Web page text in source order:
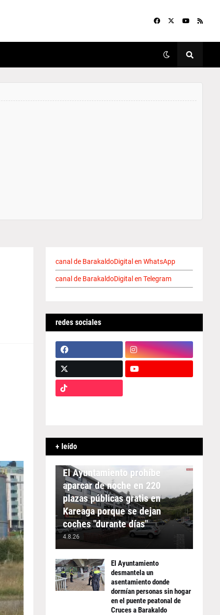
canal de BarakaldoDigital en WhatsApp
canal de BarakaldoDigital en Telegram
redes sociales
+ leído
APARCAMIENTO
El Ayuntamiento prohíbe
aparcar de noche en 220
plazas públicas gratis en
Kareaga porque se dejan
coches "durante días"
4.8.26
El Ayuntamiento
desmantela un
asentamiento donde
dormían personas sin hogar
en el puente peatonal de
Cruces a Barakaldo